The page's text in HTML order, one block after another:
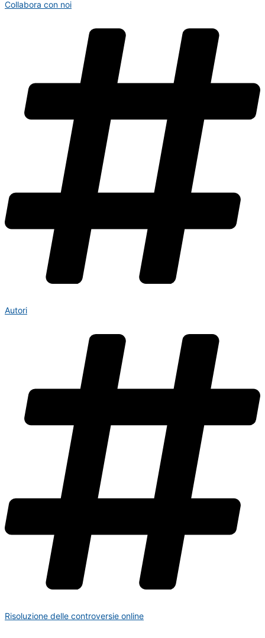
Collabora con noi
Autori
Risoluzione delle controversie online